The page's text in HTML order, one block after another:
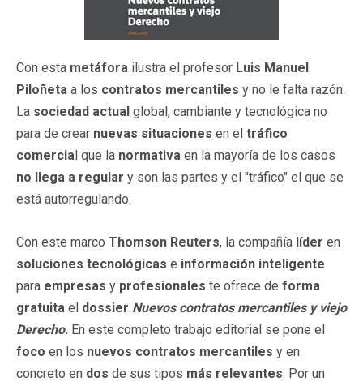
Con esta metáfora ilustra el profesor Luis Manuel
Piloñeta a los contratos mercantiles y no le falta razón.
La sociedad actual global, cambiante y tecnológica no
para de crear nuevas situaciones en el tráfico
comercial que la normativa en la mayoría de los casos
no llega a regular y son las partes y el "tráfico" el que se
está autorregulando.
Con este marco Thomson Reuters, la compañía líder en
soluciones tecnológicas e información inteligente
para empresas y profesionales te ofrece de forma
gratuita el dossier Nuevos contratos mercantiles y viejo
Derecho. En este completo trabajo editorial se pone el
foco en los nuevos contratos mercantiles y en
concreto en dos de sus tipos más relevantes. Por un